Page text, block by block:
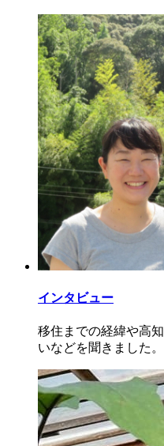
インタビュー
移住までの経緯や高
いなどを聞きました。